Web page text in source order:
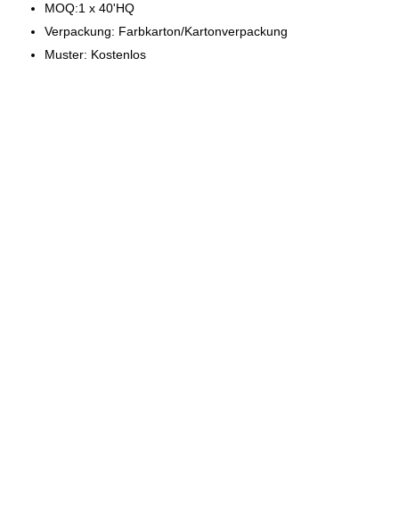
MOQ:1 x 40'HQ
Verpackung: Farbkarton/Kartonverpackung
Muster: Kostenlos